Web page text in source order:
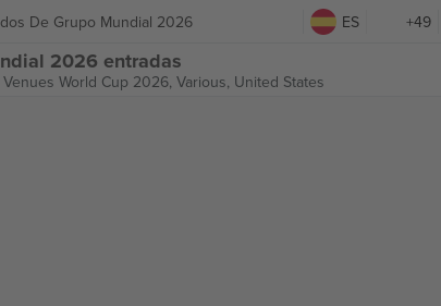
De Grupo Mundial 2026 ES +49
2026 entradas
World Cup 2026, Various, United States